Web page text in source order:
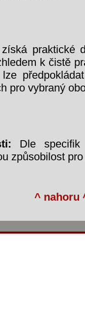
praktické
k čistě
pro vybraný
Dle specifik
způsobilost
^ nahoru